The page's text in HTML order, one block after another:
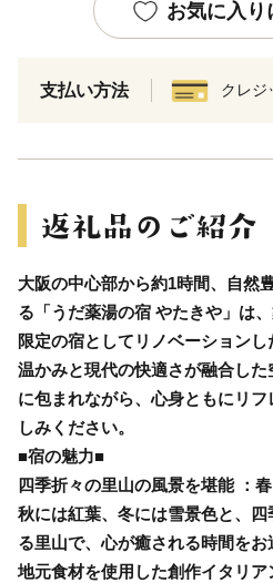
お気に入り
支払い方法 クレジ
大阪の中心部から約1時間、自然
る「うだ薬湯の宿 やたきや」は
限定の宿としてリノベーション
温かみと現代の快適さが融合し
に包まれながら、心身ともにリ
しみください。
■宿の魅力■
四季折々の里山の風景を堪能 ：
秋には紅葉、冬には雪景色と、
る里山で、心が癒される時間をお
地元食材を使用した創作イタリ